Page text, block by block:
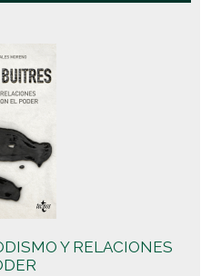
Y RELACIONES